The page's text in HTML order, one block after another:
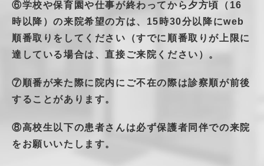
⑥学校や保育園や仕事が終わってから夕方頃（16
時以降）の来院希望の方は、15時30分以降にweb
順番取りをしてください（すでに順番取りが上限に
達している場合は、直接ご来院ください）。
⑦順番が来た際に院内にご不在の際は診察順が前後
することがあります。
⑧高校生以下の患者さんは必ず保護者同伴での来院
をお願いいたします。